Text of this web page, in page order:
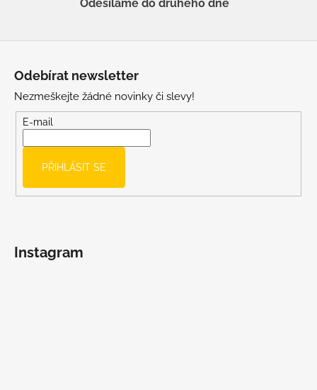
Odesíláme do druhého dne
Odebírat newsletter
Nezmeškejte žádné novinky či slevy!
E-mail
PŘIHLÁSIT SE
Instagram